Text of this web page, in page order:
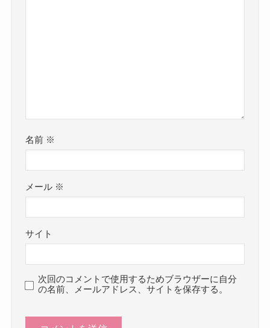
名前 ※
メール ※
サイト
次回のコメントで使用するためブラウザーに自分
の名前、メールアドレス、サイトを保存する。